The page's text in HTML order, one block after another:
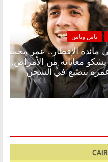
الرئيسية
مقعد شاغر
طالب
أحلى سنين عمره بتضيع في السجن
15 مارس، 2026
رمضان.. د.
حلم